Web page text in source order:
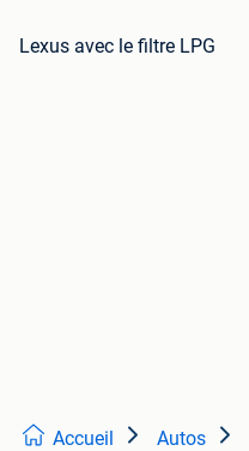
Lexus avec le filtre LPG
Accueil Autos